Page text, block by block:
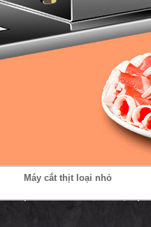
Máy cắt thịt loại nhỏ